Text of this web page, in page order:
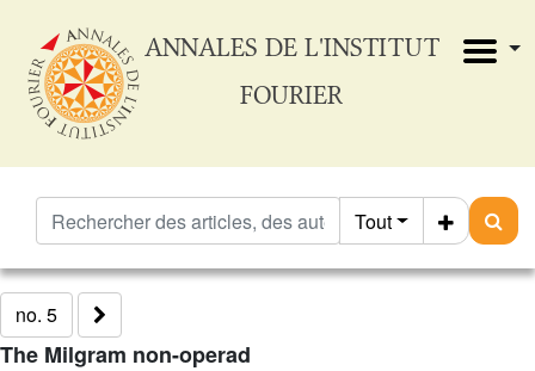
ANNALES DE L'INSTITUT
FOURIER
Tout
no. 5
The Milgram non-operad